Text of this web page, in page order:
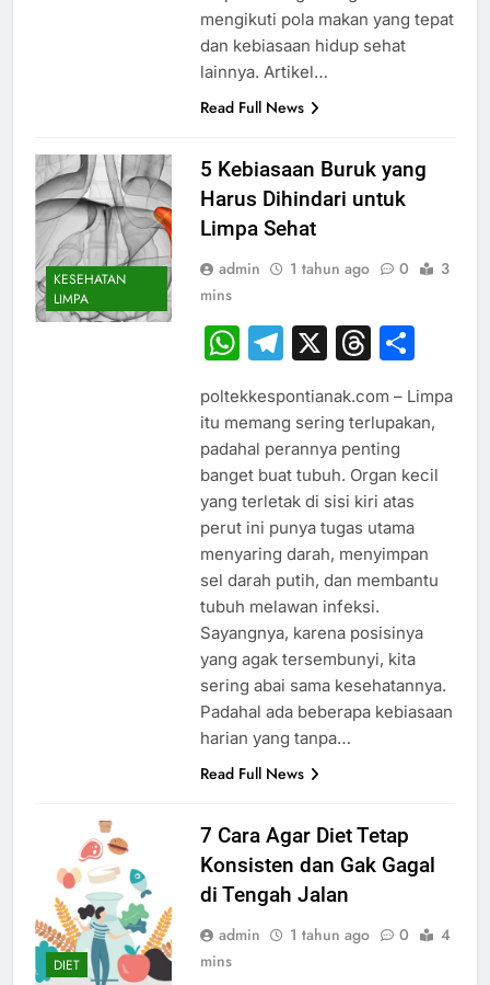
mengikuti pola makan yang tepat
dan kebiasaan hidup sehat
lainnya. Artikel…
Read Full News
KESEHATAN
LIMPA
5 Kebiasaan Buruk yang
Harus Dihindari untuk
Limpa Sehat
admin 1 tahun ago 0
3
mins
WhatsApp
Telegram
X
poltekkespontianak.com – Limpa
itu memang sering terlupakan,
padahal perannya penting
banget buat tubuh. Organ kecil
yang terletak di sisi kiri atas
perut ini punya tugas utama
menyaring darah, menyimpan
sel darah putih, dan membantu
tubuh melawan infeksi.
Sayangnya, karena posisinya
yang agak tersembunyi, kita
sering abai sama kesehatannya.
Padahal ada beberapa kebiasaan
harian yang tanpa…
Read Full News
DIET
7 Cara Agar Diet Tetap
Konsisten dan Gak Gagal
di Tengah Jalan
admin 1 tahun ago 0
4
mins